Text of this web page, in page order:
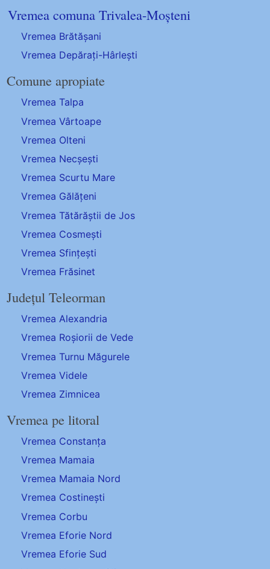
Vremea comuna Trivalea-Moșteni
Vremea Brătășani
Vremea Depărați-Hârlești
Comune apropiate
Vremea Talpa
Vremea Vârtoape
Vremea Olteni
Vremea Necșești
Vremea Scurtu Mare
Vremea Gălățeni
Vremea Tătărăștii de Jos
Vremea Cosmești
Vremea Sfințești
Vremea Frăsinet
Județul Teleorman
Vremea Alexandria
Vremea Roșiorii de Vede
Vremea Turnu Măgurele
Vremea Videle
Vremea Zimnicea
Vremea pe litoral
Vremea Constanța
Vremea Mamaia
Vremea Mamaia Nord
Vremea Costinești
Vremea Corbu
Vremea Eforie Nord
Vremea Eforie Sud